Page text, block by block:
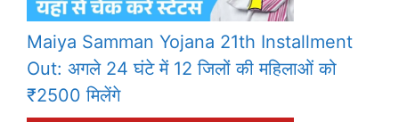
Maiya Samman Yojana 21th Installment
Out: अगले 24 घंटे में 12 जिलों की महिलाओं को
₹2500 मिलेंगे